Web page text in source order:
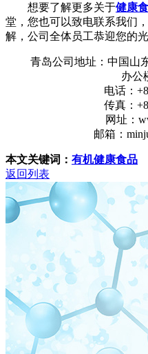
想要了解更多关于健康
堂，您也可以致电联系我们
解，公司全体员工恭迎您的光
青岛公司地址：中国山东
办公
电话：
传真：
网址：
邮箱：
本文关键词： 有机健康食品
返回列表